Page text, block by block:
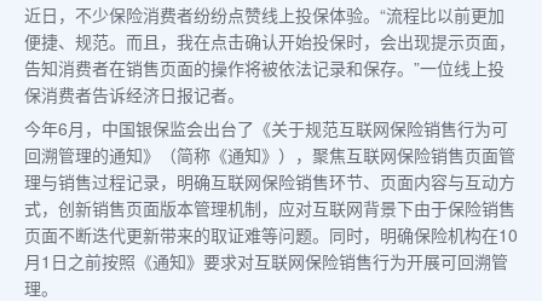
近日，不少保险消费者纷纷点赞线上投保体验。“流程比以前更加
便捷、规范。而且，我在点击确认开始投保时，会出现提示页面，
告知消费者在销售页面的操作将被依法记录和保存。”一位线上投
保消费者告诉经济日报记者。
今年6月，中国银保监会出台了《关于规范互联网保险销售行为可
回溯管理的通知》（简称《通知》），聚焦互联网保险销售页面管
理与销售过程记录，明确互联网保险销售环节、页面内容与互动方
式，创新销售页面版本管理机制，应对互联网背景下由于保险销售
页面不断迭代更新带来的取证难等问题。同时，明确保险机构在10
月1日之前按照《通知》要求对互联网保险销售行为开展可回溯管
理。